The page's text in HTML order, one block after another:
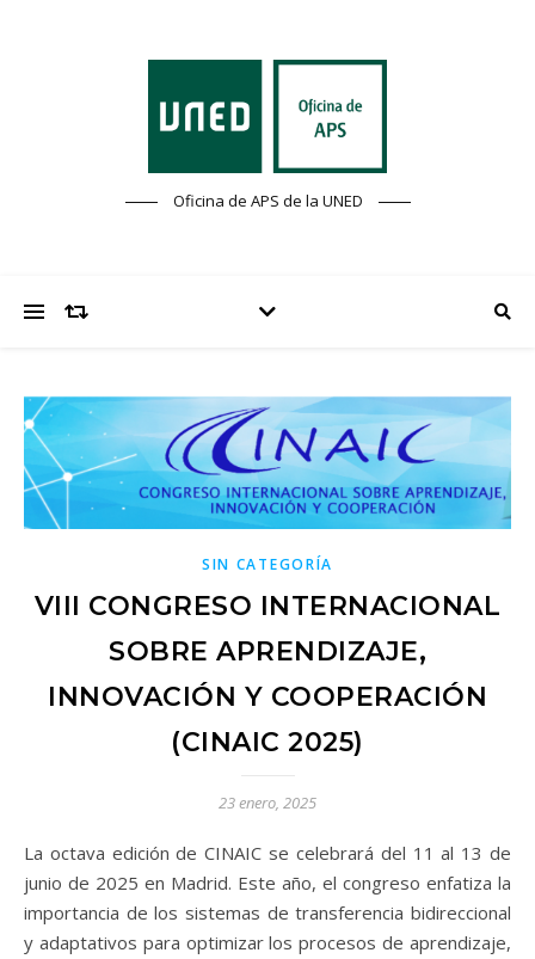
Oficina de APS de la UNED
SIN CATEGORÍA
VIII CONGRESO INTERNACIONAL
SOBRE APRENDIZAJE,
INNOVACIÓN Y COOPERACIÓN
(CINAIC 2025)
23 enero, 2025
La octava edición de CINAIC se celebrará del 11 al 13 de
junio de 2025 en Madrid. Este año, el congreso enfatiza la
importancia de los sistemas de transferencia bidireccional
y adaptativos para optimizar los procesos de aprendizaje,